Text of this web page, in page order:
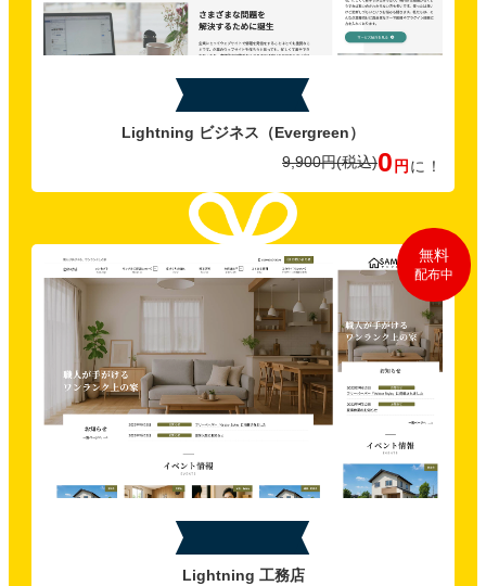
Lightning ビジネス （Evergreen）
9,900円(税込)0 円 に！
無料
配布中
Lightning 工務店